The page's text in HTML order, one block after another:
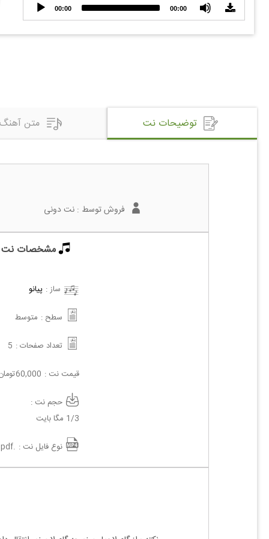
Audio
Player
00:00 00:00
توضیحات نت متن آهنگ
فروش توسط : نت دونی
مشخصات نت
ساز : پیانو
سطح : متوسط
تعداد صفحات : 5
قیمت نت : 60,000
حجم نت :
1/3 مگا بایت
نوع فایل نت : .pdf